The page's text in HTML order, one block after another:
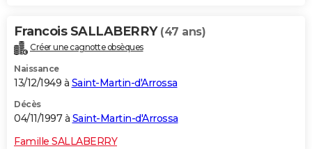
Francois SALLABERRY (47 ans)
Créer une cagnotte obsèques
Naissance
13/12/1949 à Saint-Martin-d'Arrossa
Décès
04/11/1997 à Saint-Martin-d'Arrossa
Famille SALLABERRY